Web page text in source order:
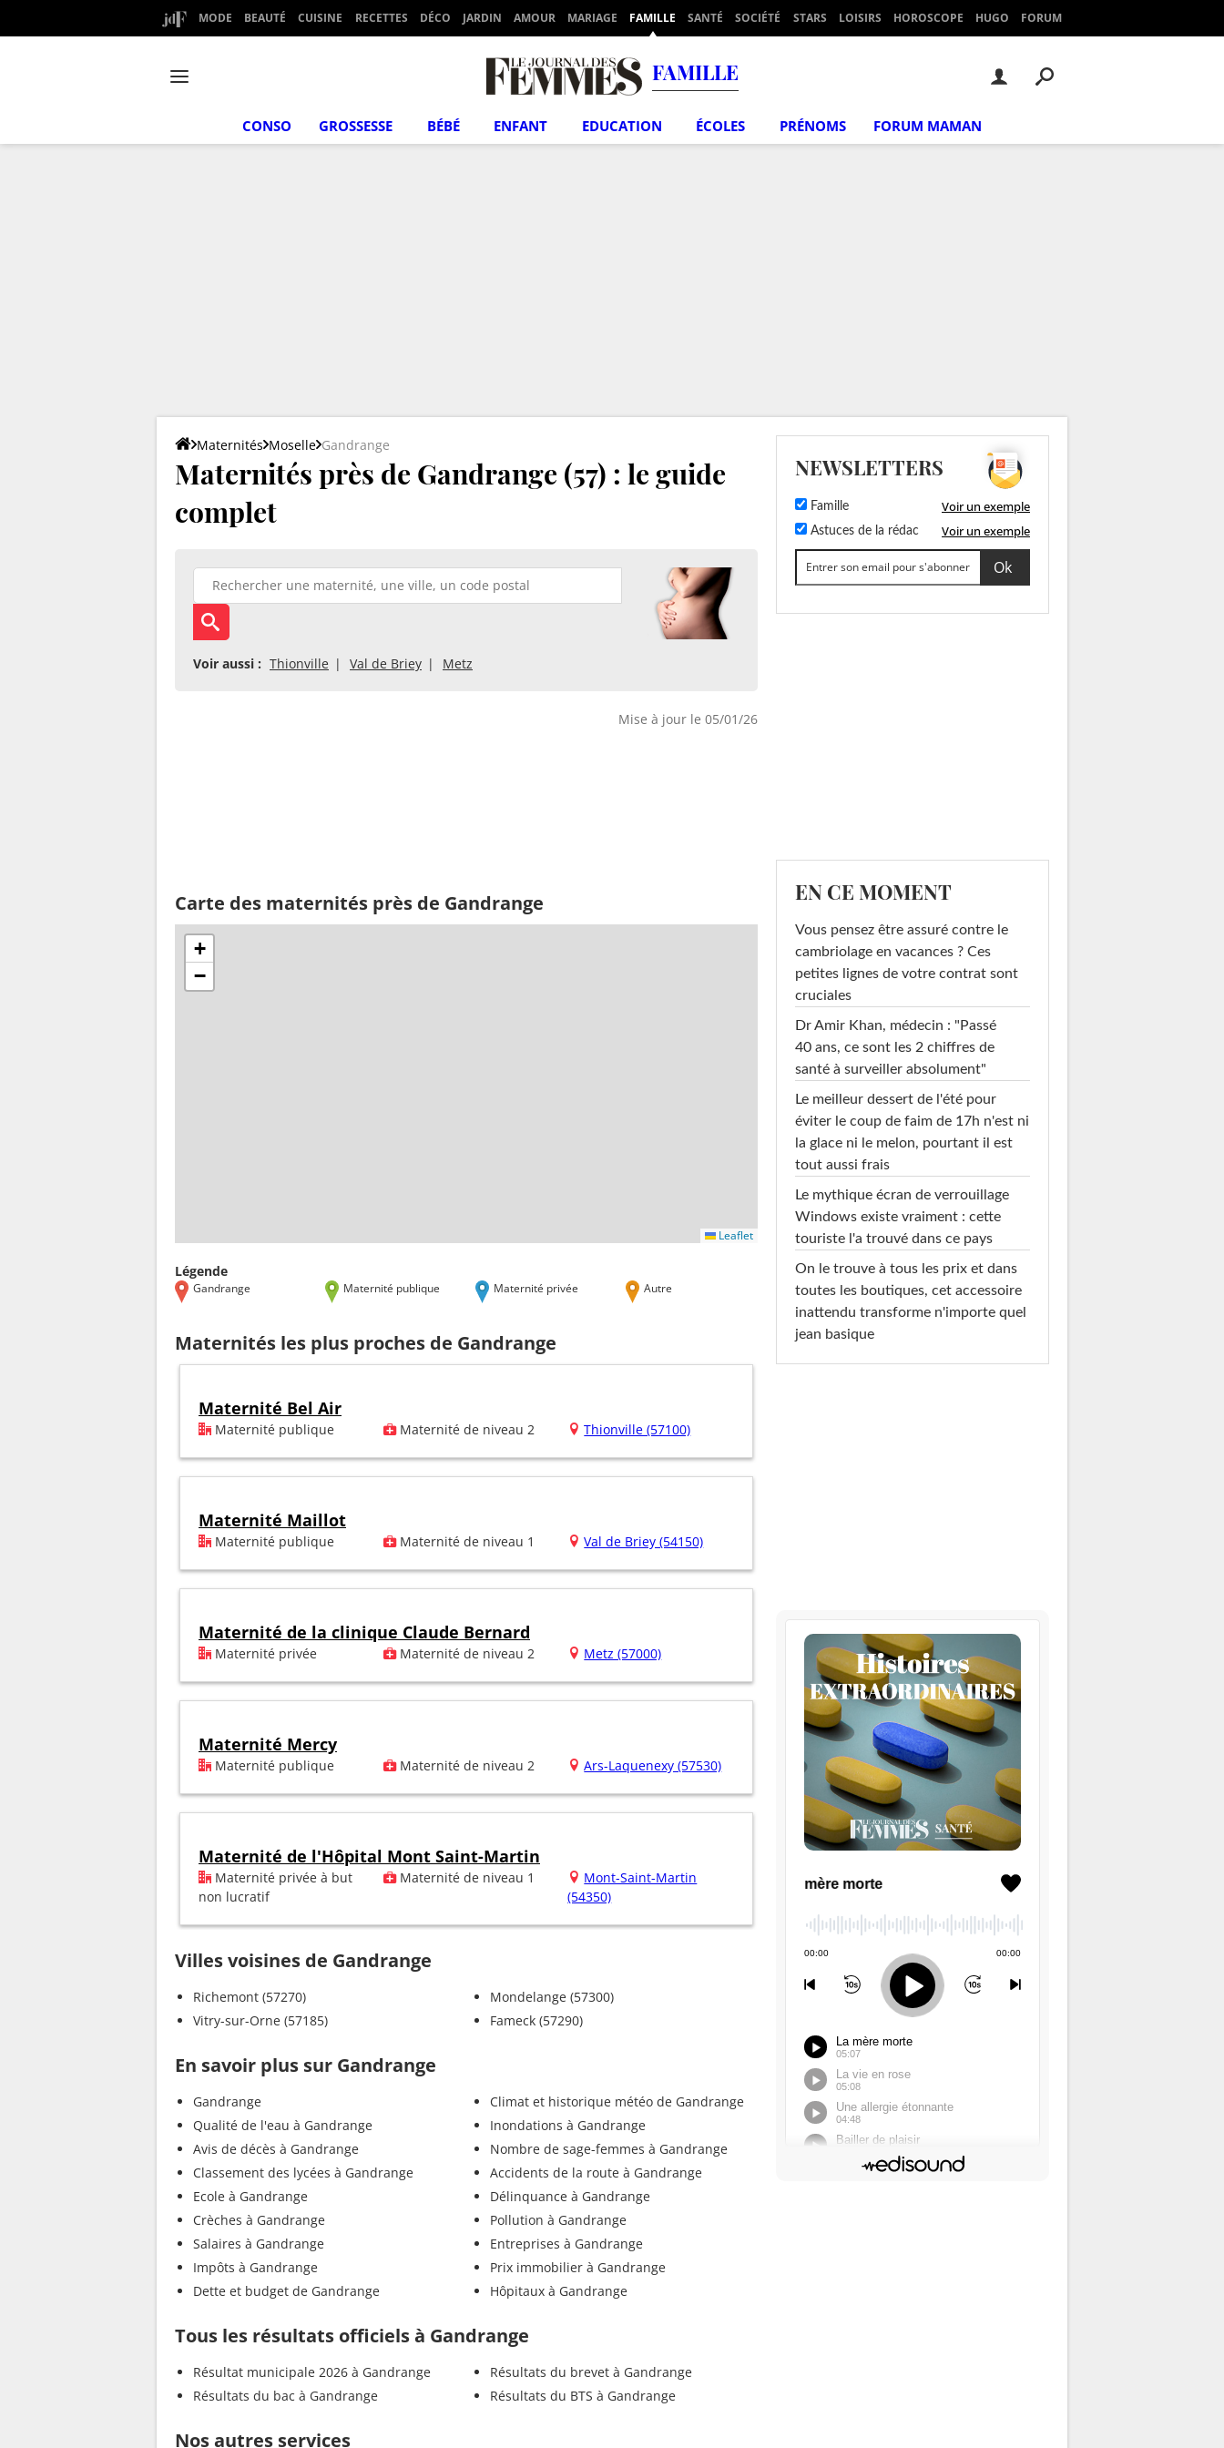
MODE BEAUTÉ CUISINE RECETTES DÉCO JARDIN AMOUR MARIAGE FAMILLE SANTÉ SOCIÉTÉ STARS LOISIRS HOROSCOPE HUGO FORUM
FAMILLE
CONSO GROSSESSE BÉBÉ ENFANT EDUCATION ÉCOLES PRÉNOMS FORUM MAMAN
Maternités Moselle Gandrange
Maternités près de Gandrange (57) : le guide
complet
Voir aussi : Thionville Val de Briey Metz
Mise à jour le 05/01/26
Carte des maternités près de Gandrange
+
−
Leaflet
Légende
Gandrange Maternité publique Maternité privée Autre
Maternités les plus proches de Gandrange
Maternité Bel Air
Maternité publique Maternité de niveau 2 Thionville (57100)
Maternité Maillot
Maternité publique Maternité de niveau 1 Val de Briey (54150)
Maternité de la clinique Claude Bernard
Maternité privée Maternité de niveau 2 Metz (57000)
Maternité Mercy
Maternité publique Maternité de niveau 2 Ars-Laquenexy (57530)
Maternité de l'Hôpital Mont Saint-Martin
Maternité privée à but
non lucratif
Maternité de niveau 1
Mont-Saint-Martin
(54350)
Villes voisines de Gandrange
Richemont (57270)
Vitry-sur-Orne (57185)
Mondelange (57300)
Fameck (57290)
En savoir plus sur Gandrange
Gandrange
Qualité de l'eau à Gandrange
Avis de décès à Gandrange
Classement des lycées à Gandrange
Ecole à Gandrange
Crèches à Gandrange
Salaires à Gandrange
Impôts à Gandrange
Dette et budget de Gandrange
Climat et historique météo de Gandrange
Inondations à Gandrange
Nombre de sage-femmes à Gandrange
Accidents de la route à Gandrange
Délinquance à Gandrange
Pollution à Gandrange
Entreprises à Gandrange
Prix immobilier à Gandrange
Hôpitaux à Gandrange
Tous les résultats officiels à Gandrange
Résultat municipale 2026 à Gandrange
Résultats du bac à Gandrange
Résultats du brevet à Gandrange
Résultats du BTS à Gandrange
Nos autres services
NEWSLETTERS
Famille Voir un exemple
Astuces de la rédac Voir un exemple
EN CE MOMENT
Vous pensez être assuré contre le
cambriolage en vacances ? Ces
petites lignes de votre contrat sont
cruciales
Dr Amir Khan, médecin : "Passé
40 ans, ce sont les 2 chiffres de
santé à surveiller absolument"
Le meilleur dessert de l'été pour
éviter le coup de faim de 17h n'est ni
la glace ni le melon, pourtant il est
tout aussi frais
Le mythique écran de verrouillage
Windows existe vraiment : cette
touriste l'a trouvé dans ce pays
On le trouve à tous les prix et dans
toutes les boutiques, cet accessoire
inattendu transforme n'importe quel
jean basique